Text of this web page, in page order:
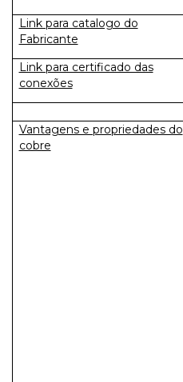
Link para catalogo do
Fabricante
Link para certificado das
conexões
Vantagens e propriedades do
cobre